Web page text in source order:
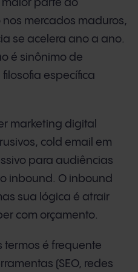
parte do
mercados maduros,
se acelera ano a ano.
é sinônimo de
específica
marketing digital
cold email em
para audiências
inbound. O inbound
sua lógica é atrair
com orçamento.
termos é frequente
(SEO, redes